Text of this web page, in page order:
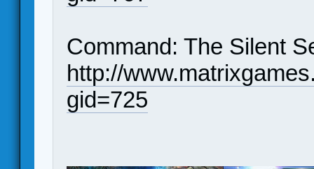
Command: The Silent
http://
gid=725